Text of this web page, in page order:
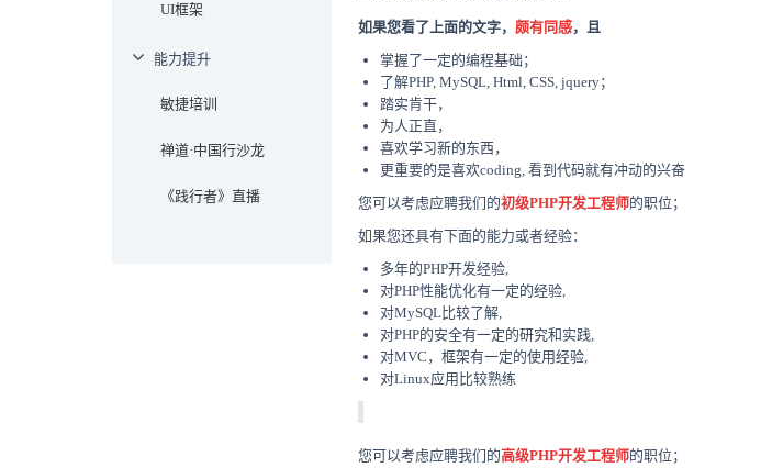
UI框架
能力提升
敏捷培训
禅道·中国行沙龙
《践行者》直播
如果您看了上面的文字， 颇有同感，且
掌握了一定的编程基础；
了解PHP, MySQL, Html, CSS, jquery；
踏实肯干，
为人正直，
喜欢学习新的东西，
更重要的是喜欢coding, 看到代码就有冲动的兴奋
您可以考虑应聘我们的初级PHP开发工程师的职位；
如果您还具有下面的能力或者经验：
多年的PHP开发经验,
对PHP性能优化有一定的经验,
对MySQL比较了解,
对PHP的安全有一定的研究和实践,
对MVC，框架有一定的使用经验,
对Linux应用比较熟练
您可以考虑应聘我们的高级PHP开发工程师的职位；